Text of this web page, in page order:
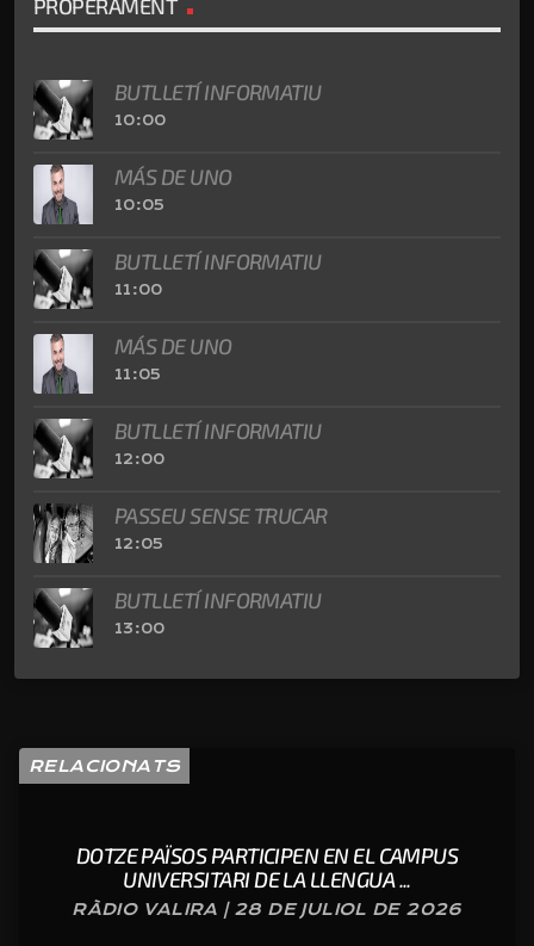
PROPERAMENT
BUTLLETÍ INFORMATIU
10:00
MÁS DE UNO
10:05
BUTLLETÍ INFORMATIU
11:00
MÁS DE UNO
11:05
BUTLLETÍ INFORMATIU
12:00
PASSEU SENSE TRUCAR
12:05
BUTLLETÍ INFORMATIU
13:00
RELACIONATS
DOTZE PAÏSOS PARTICIPEN EN EL CAMPUS
UNIVERSITARI DE LA LLENGUA ...
RÀDIO VALIRA | 28 DE JULIOL DE 2026